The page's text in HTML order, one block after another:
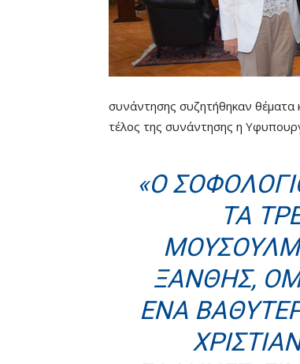
συνάντησης συζητήθηκαν θέματα
τέλος της συνάντησης η
«Ο
ΤΑ
ΞΆΝΘΗΣ,
ΈΝΑ